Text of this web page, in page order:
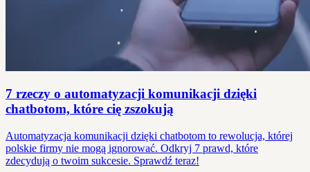
7 rzeczy o automatyzacji komunikacji dzięki
chatbotom, które cię zszokują
Automatyzacja komunikacji dzięki chatbotom to rewolucja, której
polskie firmy nie mogą ignorować. Odkryj 7 prawd, które
zdecydują o twoim sukcesie. Sprawdź teraz!